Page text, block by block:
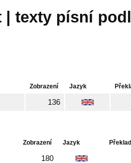
| texty písní
Zobrazení Jazyk
136
Zobrazení Jazyk Překlad
180